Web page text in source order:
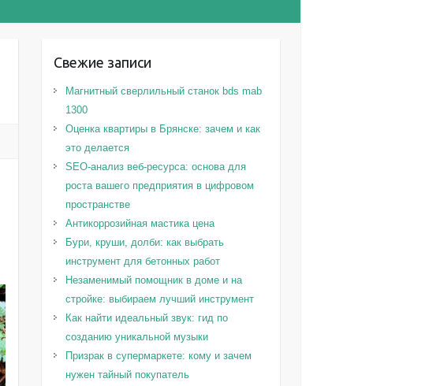
Свежие записи
Магнитный сверлильный станок bds mab
1300
Оценка квартиры в Брянске: зачем и как
это делается
SEO-анализ веб-ресурса: основа для
роста вашего предприятия в цифровом
пространстве
Антикоррозийная мастика цена
Бури, круши, долби: как выбрать
инструмент для бетонных работ
Незаменимый помощник в доме и на
стройке: выбираем лучший инструмент
Как найти идеальный звук: гид по
созданию уникальной музыки
Призрак в супермаркете: кому и зачем
нужен тайный покупатель